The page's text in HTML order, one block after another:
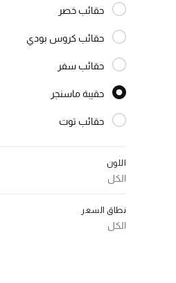
حقائب خصر
حقائب كروس بودي
حقائب سفر
حقيبة ماسنجر
حقائب توت
اللون
الكل
نطاق السعر
الكل